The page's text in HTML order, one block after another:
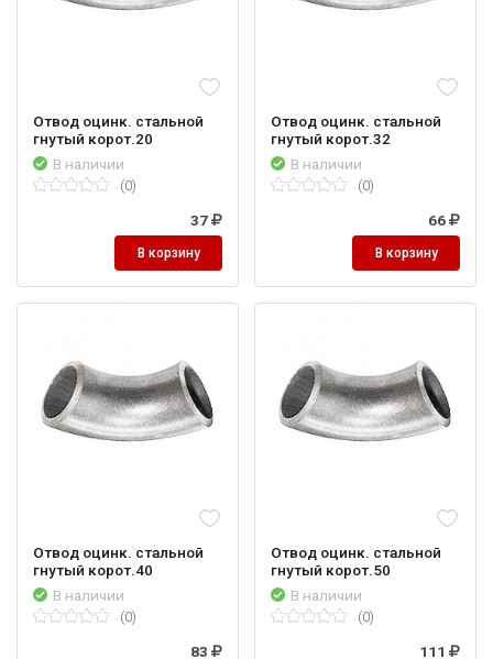
Отвод оцинк. стальной
гнутый корот.20
В наличии
(0)
37
В корзину
Отвод оцинк. стальной
гнутый корот.32
В наличии
(0)
66
В корзину
Отвод оцинк. стальной
гнутый корот.40
В наличии
(0)
83
Отвод оцинк. стальной
гнутый корот.50
В наличии
(0)
111